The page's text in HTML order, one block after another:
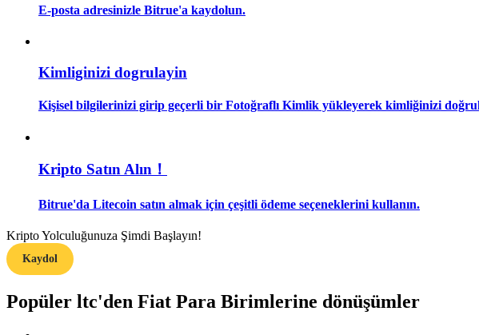
Vadeli İşlemler Başlangıç Kılavuzu
E-posta adresinizle Bitrue'a kaydolun.
Kimliginizi dogrulayin
Kişisel bilgilerinizi girip geçerli bir Fotoğraflı Kimlik yükleyerek kimliğinizi
Kripto Satın Alın！
Bitrue'da Litecoin satın almak için çeşitli ödeme seçeneklerini kullanın.
Kripto Yolculuğunuza Şimdi Başlayın!
Kaydol
Popüler ltc'den Fiat Para Birimlerine dönüşümler